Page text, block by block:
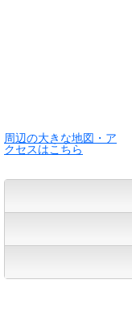
周辺の大きな地図・ア
クセスはこちら